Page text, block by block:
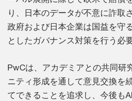
り、日本のデータが不意に詐取
政府および日本企業は国益を守
としたガバナンス対策を行う必
PwCは、アカデミアとの共同研
ニティ形成を通して意見交換を
てできることを追求し、今後も